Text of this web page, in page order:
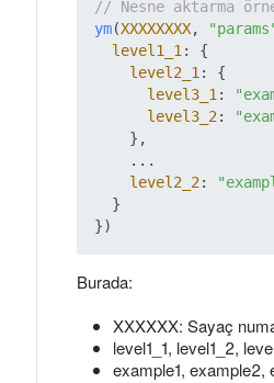
// Nesne aktarma
ym(XXXXXXXX,
level1_1 : {
level2_1 : {
level3_1 :
level3_2:
    },
    ...
level2_2:
  }
Burada:
XXXXXX: Sayaç
level1_1, level1_2,
example1, example2,